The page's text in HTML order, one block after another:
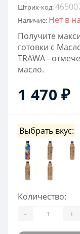
Штрих-код:
Наличие: Нет в
Получите
готовки с
TRAWA -
масло.
1 470 ₽
Выбрать вкус:
Количество:
- +